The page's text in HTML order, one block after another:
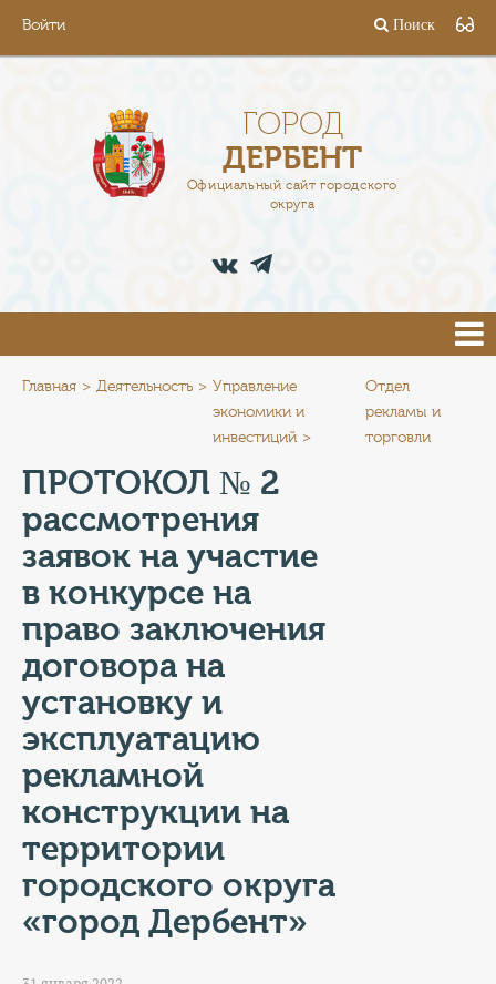
Войти Поиск
ГОРОД
ДЕРБЕНТ
Официальный сайт городского
округа
АДМИНИСТРАЦИЯ
ПРЕСС-ЦЕНТР
КОНТАКТЫ
ТАРИФЫ
ГЕРОИ Z
КАТАЛОГ УСЛУГ
СЛУЖБА ПО КОНТРАКТУ
Главная Деятельность
Управление
экономики и
инвестиций
Отдел
рекламы и
торговли
ПРОТОКОЛ № 2
рассмотрения
заявок на участие
в конкурсе на
право заключения
договора на
установку и
эксплуатацию
рекламной
конструкции на
территории
городского округа
«город Дербент»